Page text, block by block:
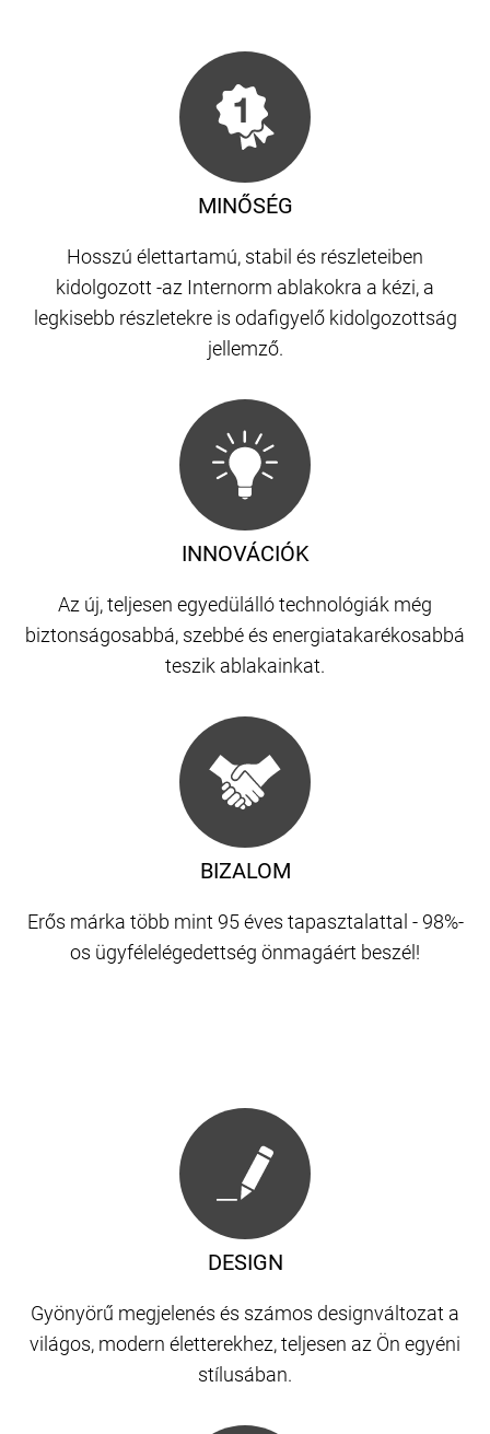
MINŐSÉG
Hosszú élettartamú, stabil és részleteiben
kidolgozott -az Internorm ablakokra a kézi, a
legkisebb részletekre is odafigyelő kidolgozottság
jellemző.
BIZALOM
Erős márka több mint 95 éves tapasztalattal - 98%-
os ügyfélelégedettség önmagáért beszél!
INNOVÁCIÓK
Az új, teljesen egyedülálló technológiák még
biztonságosabbá, szebbé és energiatakarékosabbá
teszik ablakainkat.
DESIGN
Gyönyörű megjelenés és számos designváltozat a
világos, modern életterekhez, teljesen az Ön egyéni
stílusában.